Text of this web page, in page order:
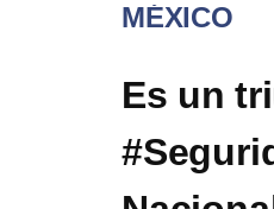
MÉXICO
Es un